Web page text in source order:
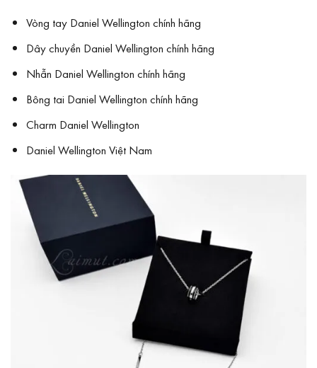
Vòng tay Daniel Wellington chính hãng
Dây chuyền Daniel Wellington chính hãng
Nhẫn Daniel Wellington chính hãng
Bông tai Daniel Wellington chính hãng
Charm Daniel Wellington
Daniel Wellington Việt Nam